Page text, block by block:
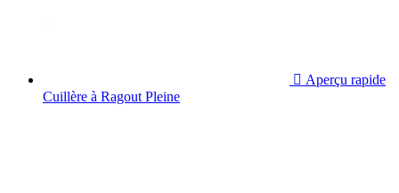
 Aperçu rapide
Cuillère à Ragout Pleine